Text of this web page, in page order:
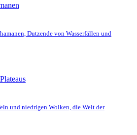
Dutzende von Wasserfällen und
und niedrigen Wolken, die Welt der